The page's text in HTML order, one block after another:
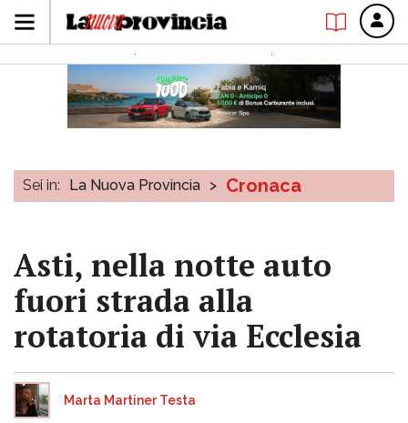
Sei in: La Nuova Provincia > Cronaca
Asti, nella notte auto
fuori strada alla
rotatoria di via Ecclesia
Marta Martiner Testa